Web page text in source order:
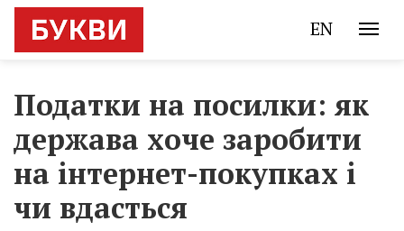
EN
Податки на посилки: як
держава хоче заробити
на інтернет-покупках і
чи вдасться